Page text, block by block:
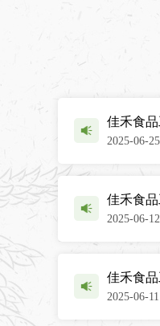
佳禾食
2025-06-25
佳禾食
2025-06-12
佳禾食
2025-06-11